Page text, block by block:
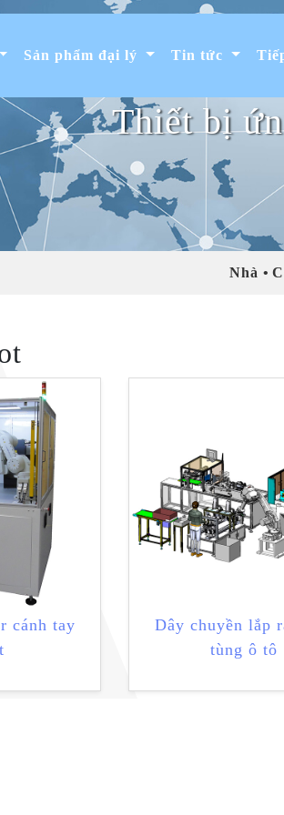
Sản phẩm đại lý Tin tức
Thiết bị
Nhà
cánh tay
Dây chuyền lắp
tùng ô tô